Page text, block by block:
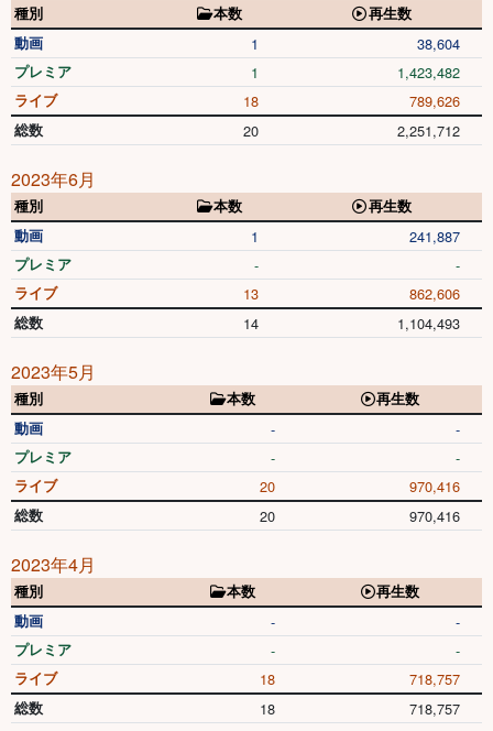
種別 本数
再生数
動画
1 38,604
プレミア 1 1,423,482
ライブ 18 789,626
総数 20 2,251,712
2023年6月
種別 本数
再生数
動画
1 241,887
プレミア - -
ライブ 13 862,606
総数 14 1,104,493
2023年5月
種別 本数
再生数
動画
- -
プレミア - -
ライブ 20 970,416
総数 20 970,416
2023年4月
種別 本数
再生数
動画
- -
プレミア - -
ライブ 18 718,757
総数 18 718,757